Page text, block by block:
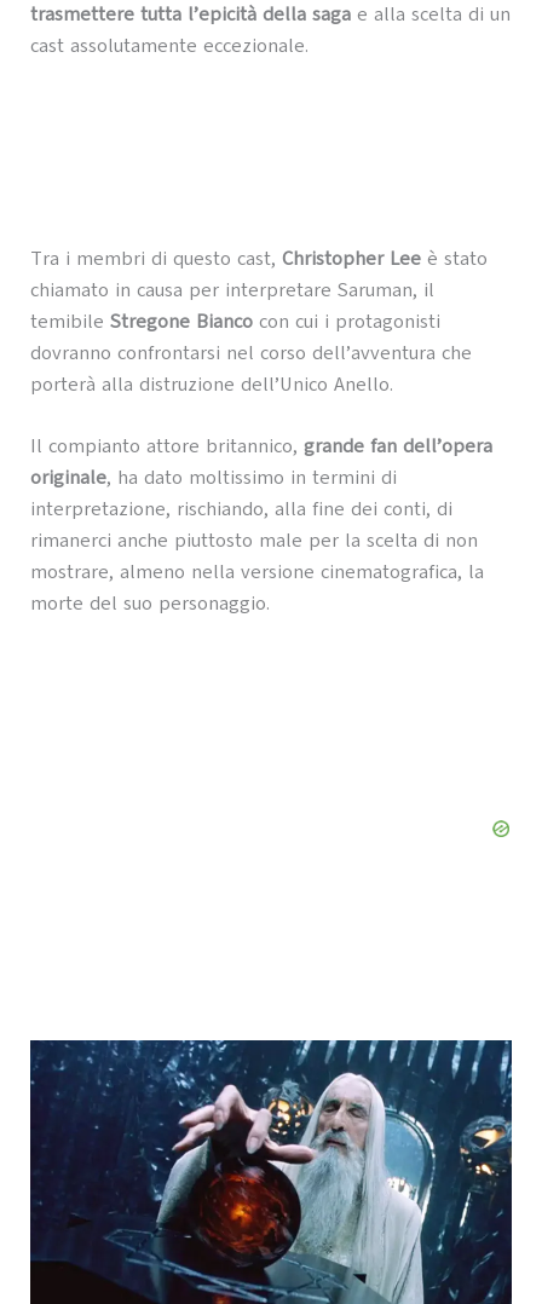
trasmettere tutta l’epicità della sagae alla scelta di un
cast assolutamente eccezionale.
Tra i membri di questo cast, Christopher Leeè stato
chiamato in causa per interpretare Saruman, il
temibile Stregone Biancocon cui i protagonisti
dovranno confrontarsi nel corso dell’avventura che
porterà alla distruzione dell’Unico Anello.
Il compianto attore britannico, grande fan dell’opera
originale, ha dato moltissimo in termini di
interpretazione, rischiando, alla fine dei conti, di
rimanerci anche piuttosto male per la scelta di non
mostrare, almeno nella versione cinematografica, la
morte del suo personaggio.